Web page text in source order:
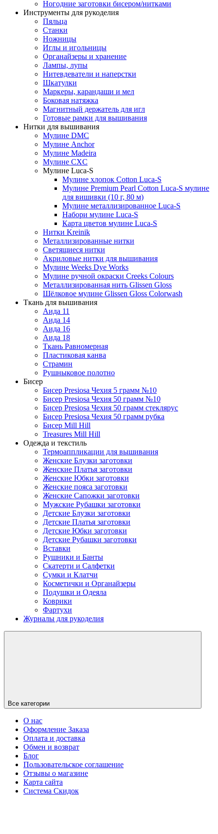
Ногодние заготовки бисером/нитками
Инструменты для рукоделия
Пяльца
Станки
Ножницы
Иглы и игольницы
Органайзеры и хранение
Лампы, лупы
Нитевдеватели и наперстки
Шкатулки
Маркеры, карандаши и мел
Боковая натяжка
Магнитный держатель для игл
Готовые рамки для вышивания
Нитки для вышивания
Мулине DMC
Мулине Anchor
Мулине Madeira
Мулине CXC
Мулине Luca-S
Мулине хлопок Cotton Luca-S
Мулине Premium Pearl Cotton Luca-S мулине
для вишивки (10 г, 80 м)
Мулине металлизированное Luca-S
Набори мулине Luca-S
Карта цветов мулине Luca-S
Нитки Kreinik
Металлизированные нитки
Светящиеся нитки
Акриловые нитки для вышивания
Мулине Weeks Dye Works
Мулине ручной окраски Creeks Colours
Металлизированная нить Glissen Gloss
Шёлковое мулине Glissen Gloss Colorwash
Ткань для вышивания
Аида 11
Аида 14
Аида 16
Аида 18
Ткань Равномерная
Пластиковая канва
Страмин
Рушныковое полотно
Бисер
Бисер Presiosa Чехия 5 грамм №10
Бисер Presiosa Чехия 50 грамм №10
Бисер Presiosa Чехия 50 грамм стеклярус
Бисер Presiosa Чехия 50 грамм рубка
Бисер Mill Hill
Treasures Mill Hill
Одежда и текстиль
Термоаппликации для вышивания
Женские Блузки заготовки
Женские Платья заготовки
Женские Юбки заготовки
Женские пояса заготовки
Женские Сапожки заготовки
Мужские Рубашки заготовки
Детские Блузки заготовки
Детские Платья заготовки
Детские Юбки заготовки
Детские Рубашки заготовки
Вставки
Рушники и Банты
Скатерти и Салфетки
Сумки и Клатчи
Косметички и Органайзеры
Подушки и Одеяла
Коврики
Фартухи
Журналы для рукоделия
Все категории
О нас
Оформление Заказа
Оплата и доставка
Обмен и возврат
Блог
Пользовательское соглашение
Отзывы о магазине
Карта сайта
Система Скидок